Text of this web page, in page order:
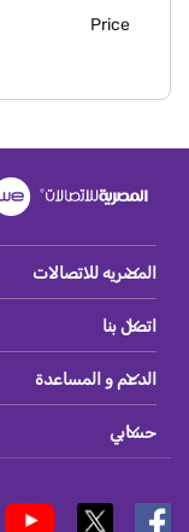
Price
المصريه للاتصالات
اتصل بنا
الدعم و المساعدة
حسابي